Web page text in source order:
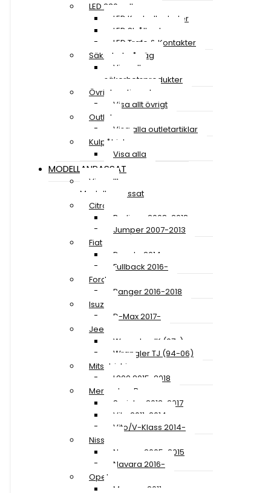
LED 230 volt
LED Kontrollenheter
LED Strålkastare
LED Trafo & Kontakter
Säkerhet på väg
Visa alla
säkerhetsprodukter
Övrigt sortiment
Visa allt övrigt
Outlet
Visa alla outletartiklar
Kulpåhjul
Visa alla
MODELLANPASSAT
Visa allt
Modellanpassat
Citroen
Berlingo 2008-2018
Jumper 2007-2013
Fiat
Ducato 2014-
Fullback 2016-
Ford
Ranger 2016-2018
Isuzu
D-Max 2017-
Jeep
Wrangler JK (07-)
Wrangler TJ (94-06)
Mitsubishi
L200 2015-2018
Mercedes-Benz
Sprinter 2013-2017
Vito 2011-2014
Vito/V-Klass 2014-
Nissan
Navara 2005-2015
Navara 2016-
Opel
Movano 2011-